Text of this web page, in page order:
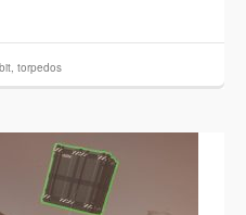
, torpedos